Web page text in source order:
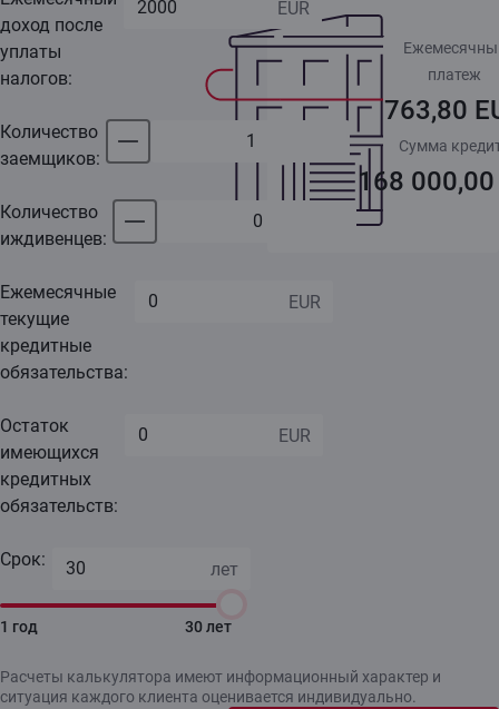
доход после
уплаты
налогов:
Количество
заемщиков:
Количество
иждивенцев:
Ежемесячные
текущие
кредитные
обязательства:
Остаток
имеющихся
кредитных
обязательств:
Срок:
1 год 30 лет
платеж
763,80
Сумма
168 000,00
Расчеты калькулятора имеют информационный характер и
ситуация каждого клиента оценивается индивидуально.